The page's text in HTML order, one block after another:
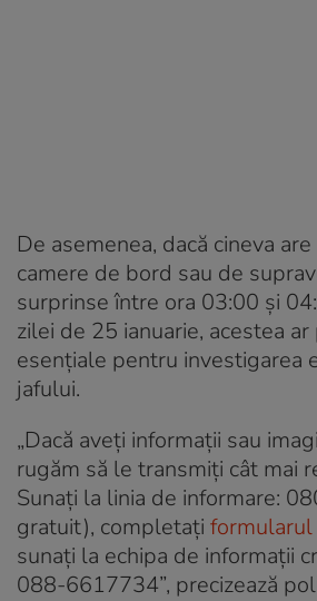
De asemenea, dacă cineva
camere de bord sau de
surprinse între ora 03:00 și
zilei de 25 ianuarie, acestea
esențiale pentru investigarea
jafului.
„Dacă aveți informații sau
rugăm să le transmiți cât mai
Sunați la linia de informare:
gratuit), completați formularul
sunați la echipa de informații
088-6617734”, precizează